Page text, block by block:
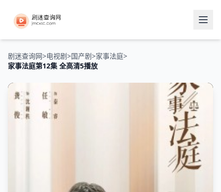
剧迷查询网>电视剧>国产剧>家事法庭>
家事法庭第12集 全高清5播放